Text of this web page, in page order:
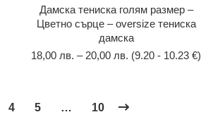
Дамска тениска голям размер –
Цветно сърце – oversize тениска
дамска
18,00 лв. – 20,00 лв. (9.20 - 10.23 €)
4 5 … 10